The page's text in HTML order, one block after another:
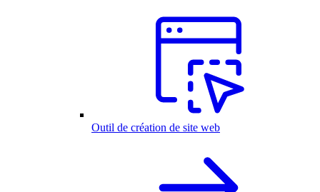
Outil de création de site web